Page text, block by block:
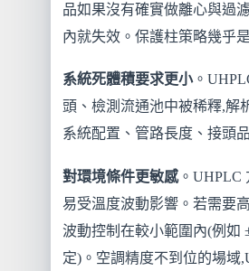
品如果沒有確實做離心與過
內就失效。保護柱策略幾乎
系統死體積要求更小。
頭、檢測流通池中被稀釋,解
系統配置、管路長度、接頭
對環境條件更敏感。UHPLC
易受溫度波動影響。若需要
波動控制在較小範圍內(例如
定)。空調精度不到位的場域